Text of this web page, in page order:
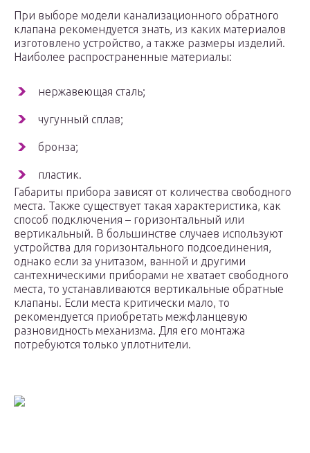
При выборе модели канализационного обратного
клапана рекомендуется знать, из каких материалов
изготовлено устройство, а также размеры изделий.
Наиболее распространенные материалы:
нержавеющая сталь;
чугунный сплав;
бронза;
пластик.
Габариты прибора зависят от количества свободного
места. Также существует такая характеристика, как
способ подключения – горизонтальный или
вертикальный. В большинстве случаев используют
устройства для горизонтального подсоединения,
однако если за унитазом, ванной и другими
сантехническими приборами не хватает свободного
места, то устанавливаются вертикальные обратные
клапаны. Если места критически мало, то
рекомендуется приобретать межфланцевую
разновидность механизма. Для его монтажа
потребуются только уплотнители.